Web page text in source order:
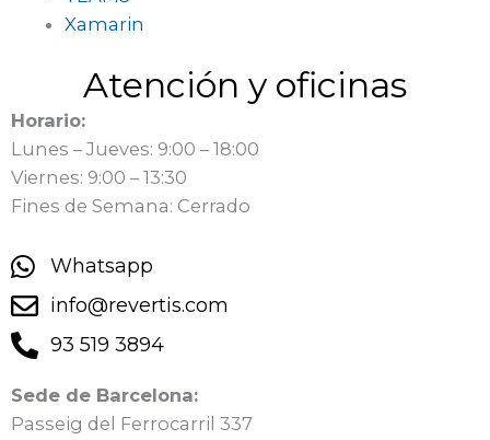
Xamarin
Atención y oficinas
Horario:
Lunes – Jueves: 9:00 – 18:00
Viernes: 9:00 – 13:30
Fines de Semana: Cerrado
Whatsapp
info@revertis.com
93 519 3894
Sede de Barcelona:
Passeig del Ferrocarril 337